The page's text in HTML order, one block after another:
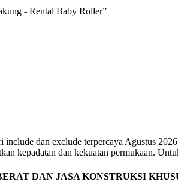
- Rental Baby Roller”
dan exclude terpercaya Agustus
kepadatan dan kekuatan permukaan.
DAN JASA KONSTRUKSI